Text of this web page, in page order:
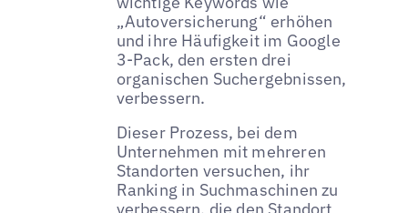
„Autoversicherung“ erhöhen
und ihre Häufigkeit im Google
3-Pack, den ersten drei
organischen Suchergebnissen,
verbessern.
Dieser Prozess, bei dem
Unternehmen mit mehreren
Standorten versuchen, ihr
Ranking in Suchmaschinen zu